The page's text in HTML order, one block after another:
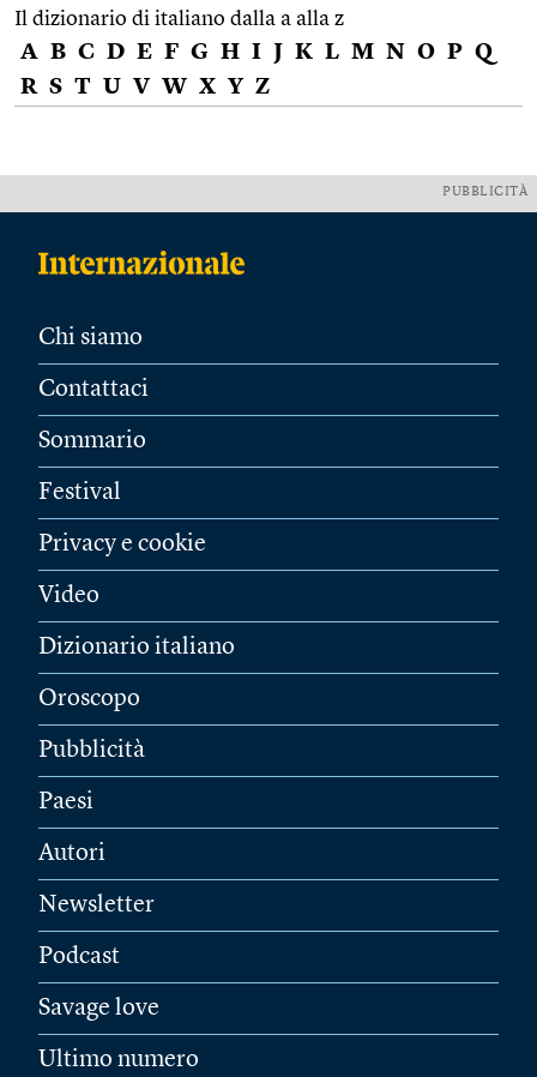
Il dizionario di italiano dalla a alla z
A B C D E F G H I J K L M N O P Q
R S T U V W X Y Z
PUBBLICITÀ
Chi siamo
Contattaci
Sommario
Festival
Privacy e cookie
Video
Dizionario italiano
Oroscopo
Pubblicità
Paesi
Autori
Newsletter
Podcast
Savage love
Ultimo numero